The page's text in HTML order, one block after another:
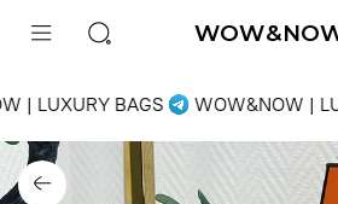
| LUXURY BAGS WOW&NOW |